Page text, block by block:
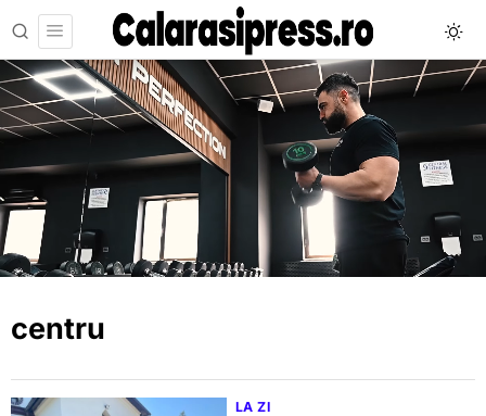
centru
LA ZI